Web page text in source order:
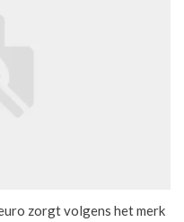
zorgt volgens het merk